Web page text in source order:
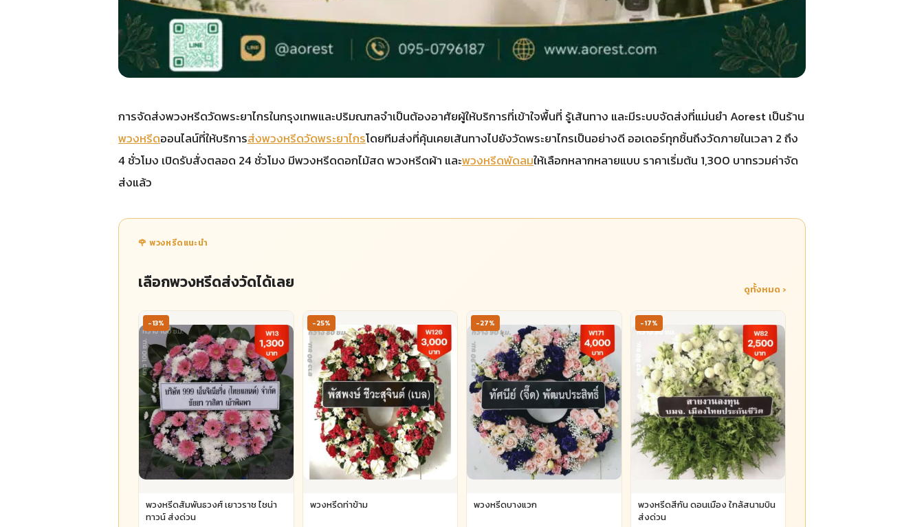
การจัดส่งพวงหรีดวัดพระยาไกรในกรุงเทพและปริมณฑลจำเป็นต้องอาศัยผู้ให้บริการที่เข้าใจพื้นที่ รู้เส้นทาง และมีระบบจัดส่งที่แม่นยำ Aorest เป็นร้าน
พวงหรีดออนไลน์ที่ให้บริการส่งพวงหรีดวัดพระยาไกรโดยทีมส่งที่คุ้นเคยเส้นทางไปยังวัดพระยาไกรเป็นอย่างดี ออเดอร์ทุกชิ้นถึงวัดภายในเวลา 2 ถึง
4 ชั่วโมง เปิดรับสั่งตลอด 24 ชั่วโมง มีพวงหรีดดอกไม้สด พวงหรีดผ้า และพวงหรีดพัดลมให้เลือกหลากหลายแบบ ราคาเริ่มต้น 1,300 บาทรวมค่าจัด
ส่งแล้ว
🌹 พวงหรีดแนะนำ
เลือกพวงหรีดส่งวัดได้เลย ดูทั้งหมด ›
-13%
พวงหรีดสัมพันธวงศ์ เยาวราช ไชน่า
ทาวน์ ส่งด่วน
-25%
พวงหรีดท่าข้าม
-27%
พวงหรีดบางแวก
-17%
พวงหรีดสีกัน ดอนเมือง ใกล้สนามบิน
ส่งด่วน